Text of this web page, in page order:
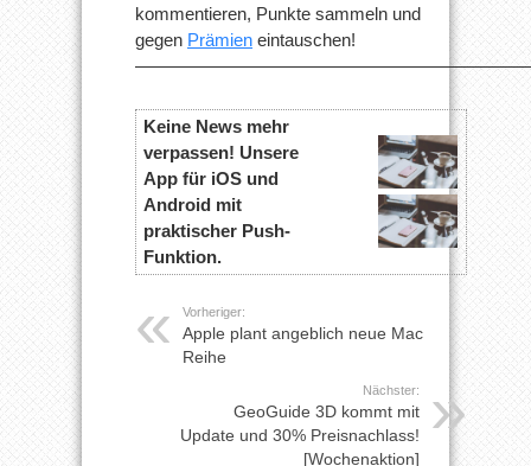
kommentieren, Punkte sammeln und
gegen Prämien eintauschen!
Keine News mehr
verpassen! Unsere
App für iOS und
Android mit
praktischer Push-
Funktion.
Vorheriger:
Apple plant angeblich neue Mac
Reihe
Nächster:
GeoGuide 3D kommt mit
Update und 30% Preisnachlass!
[Wochenaktion]